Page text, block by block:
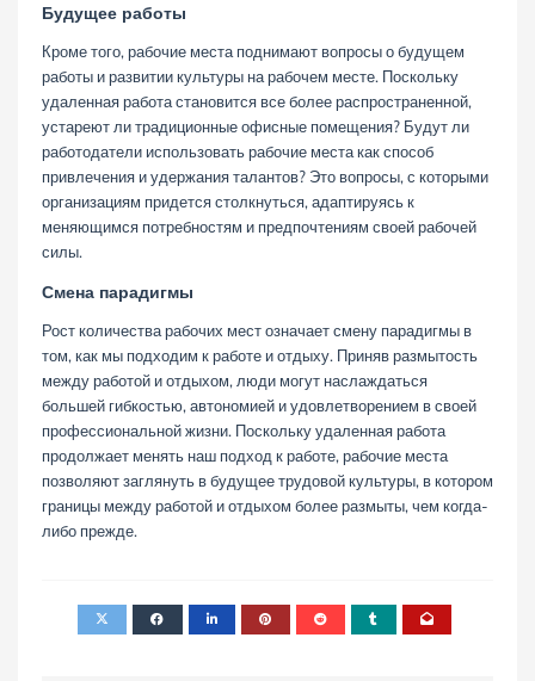
Будущее работы
Кроме того, рабочие места поднимают вопросы о будущем
работы и развитии культуры на рабочем месте. Поскольку
удаленная работа становится все более распространенной,
устареют ли традиционные офисные помещения? Будут ли
работодатели использовать рабочие места как способ
привлечения и удержания талантов? Это вопросы, с которыми
организациям придется столкнуться, адаптируясь к
меняющимся потребностям и предпочтениям своей рабочей
силы.
Смена парадигмы
Рост количества рабочих мест означает смену парадигмы в
том, как мы подходим к работе и отдыху. Приняв размытость
между работой и отдыхом, люди могут наслаждаться
большей гибкостью, автономией и удовлетворением в своей
профессиональной жизни. Поскольку удаленная работа
продолжает менять наш подход к работе, рабочие места
позволяют заглянуть в будущее трудовой культуры, в котором
границы между работой и отдыхом более размыты, чем когда-
либо прежде.